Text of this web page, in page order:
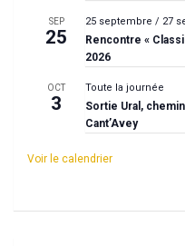
SEP
25
25 septembre / 27
Rencontre «
2026
OCT
3
Toute la journée
Sortie Ural,
Cant’Avey
Voir le calendrier